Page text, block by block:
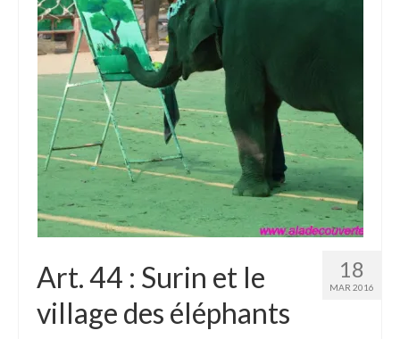
Laos
Carte du Laos
Laos – infos
Paludisme au Laos
Les articles du Laos
Vietnam
Carte du Vietnam
Vietnam – Infos
Paludisme au Vietnam
18
MAR 2016
Art. 44 : Surin et le
village des éléphants